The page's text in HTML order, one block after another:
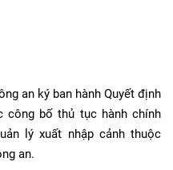
an ký ban hành Quyết định
công bố thủ tục hành chính
lý xuất nhập cảnh thuộc
an.